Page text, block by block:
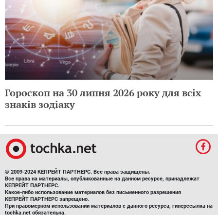
Гороскоп на 30 липня 2026 року для всіх
знаків зодіаку
© 2009-2024 КЕПРЕЙТ ПАРТНЕРС. Все права защищены.
Все права на материалы, опубликованные на данном ресурсе, принадлежат
КЕПРЕЙТ ПАРТНЕРС.
Какое-либо использование материалов без письменного разрешения
КЕПРЕЙТ ПАРТНЕРС запрещено.
При правомерном использовании материалов с данного ресурса, гиперссылка на
tochka.net обязательна.